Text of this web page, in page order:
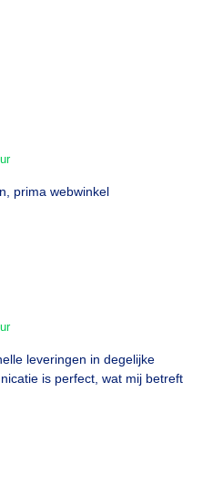
prima webwinkel
leveringen in degelijke
is perfect, wat mij betreft